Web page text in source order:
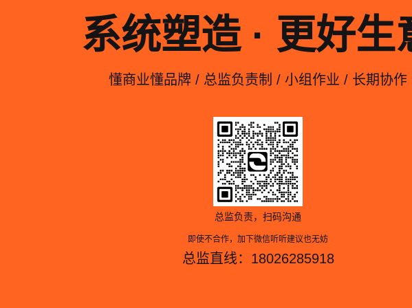
系统塑造 · 更好生
懂商业懂品牌 / 总监负责制 / 小组作业 / 长期协作
总监负责，扫码沟通
即使不合作，加下微信听听建议也无妨
总监直线：18026285918